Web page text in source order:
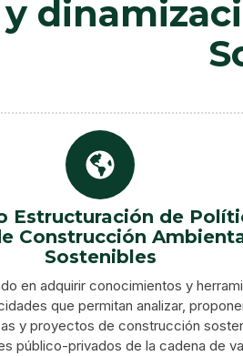
Estructuración de
Construcción
Sostenibles
en adquirir conocimientos y
que permitan analizar,
y proyectos de construcción
público-privados de la cadena de